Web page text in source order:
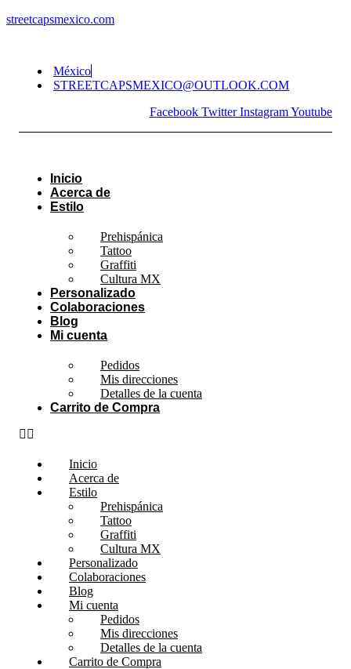
streetcapsmexico.com
México
STREETCAPSMEXICO@OUTLOOK.COM​
Facebook Twitter InstagramYoutube
Inicio
Acerca de
Estilo
Prehispánica
Tattoo
Graffiti
Cultura MX
Personalizado
Colaboraciones
Blog
Mi cuenta
Pedidos
Mis direcciones
Detalles de la cuenta
Carrito de Compra
Inicio
Acerca de
Estilo
Prehispánica
Tattoo
Graffiti
Cultura MX
Personalizado
Colaboraciones
Blog
Mi cuenta
Pedidos
Mis direcciones
Detalles de la cuenta
Carrito de Compra